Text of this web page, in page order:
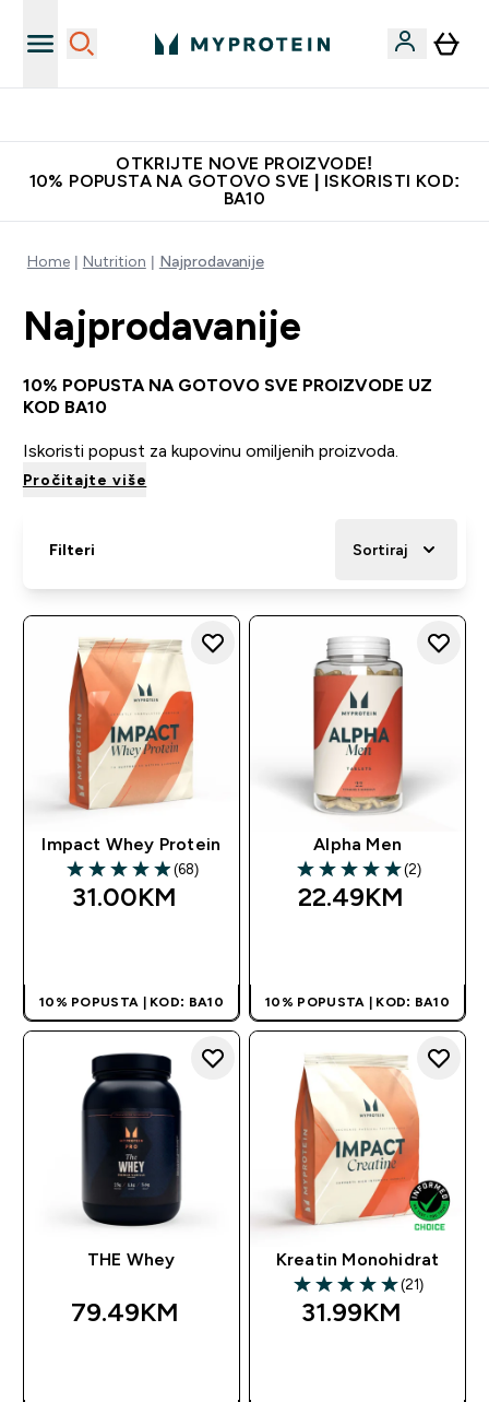
OTKRIJTE NOVE PROIZVODE!
10% POPUSTA NA GOTOVO SVE | ISKORISTI KOD:
BA10
Home Nutrition Najprodavanije
Najprodavanije
10% POPUSTA NA GOTOVO SVE PROIZVODE UZ
KOD BA10
Iskoristi popust za kupovinu omiljenih proizvoda.
Pročitajte više
Filteri Sortiraj
Impact Whey Protein
4.91 out of 5 stars
(68)
31.00KM‎
10% POPUSTA | KOD: BA10
Alpha Men
5 out of 5 stars
(2)
22.49KM‎
10% POPUSTA | KOD: BA10
THE Whey
79.49KM‎
Kreatin Monohidrat
5 out of 5 stars
(21)
31.99KM‎